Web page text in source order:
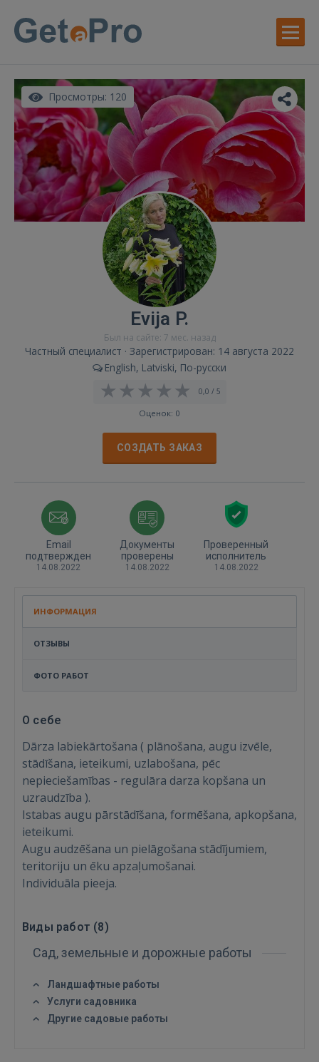
ВОЙТИ
Просмотры: 120
Evija P.
Был на сайте: 7 мес. назад
Частный специалист · Зарегистрирован: 14 августа 2022
English, Latviski, По-русски
0,0 / 5
Оценок: 0
СОЗДАТЬ ЗАКАЗ
Email
подтвержден
14.08.2022
Документы
проверены
14.08.2022
Проверенный
исполнитель
14.08.2022
ИНФОРМАЦИЯ
ОТЗЫВЫ
ФОТО РАБОТ
О себе
Dārza labiekārtošana ( plānošana, augu izvēle,
stādīšana, ieteikumi, uzlabošana, pēc
nepieciešamības - regulāra darza kopšana un
uzraudzība ).
Istabas augu pārstādīšana, formēšana, apkopšana,
ieteikumi.
Augu audzēšana un pielāgošana stādījumiem,
teritoriju un ēku apzaļumošanai.
Individuāla pieeja.
Виды работ (8)
Сад, земельные и дорожные работы
Ландшафтные работы
Услуги садовника
Другие садовые работы